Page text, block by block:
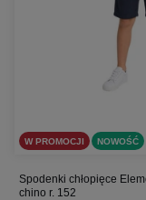
W PROMOCJI NOWOŚĆ
Spodenki chłopięce
chino r. 152